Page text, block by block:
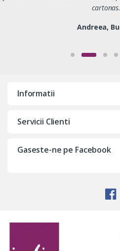
Andreea,
Informatii
Servicii Clienti
Gaseste-ne pe Facebook